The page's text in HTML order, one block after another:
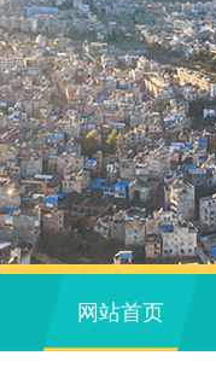
网站首页